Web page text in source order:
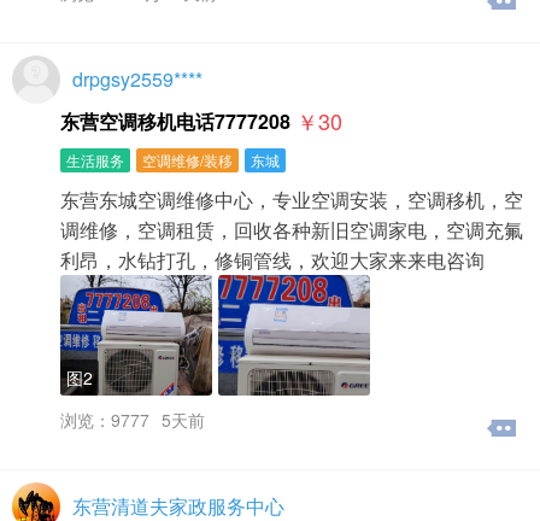
drpgsy2559****
东营空调移机电话7777208 ￥30
生活服务 空调维修/装移 东城
东营东城空调维修中心，专业空调安装，空调移机，空
调维修，空调租赁，回收各种新旧空调家电，空调充氟
利昂，水钻打孔，修铜管线，欢迎大家来来电咨询
图2
浏览：9777 5天前
东营清道夫家政服务中心